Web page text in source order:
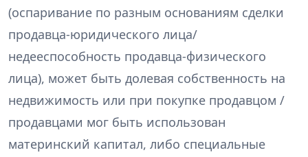
(оспаривание по разным основаниям сделки
продавца-юридического лица/
недееспособность продавца-физического
лица), может быть долевая собственность на
недвижимость или при покупке продавцом /
продавцами мог быть использован
материнский капитал, либо специальные